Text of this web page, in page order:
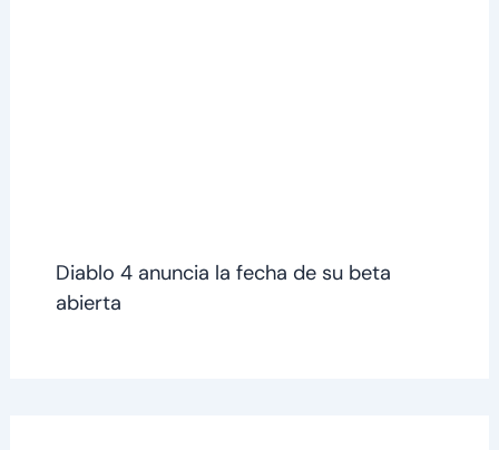
Diablo 4 anuncia la fecha de su beta
abierta